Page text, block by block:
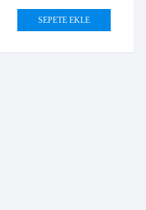
SEPETE EKLE